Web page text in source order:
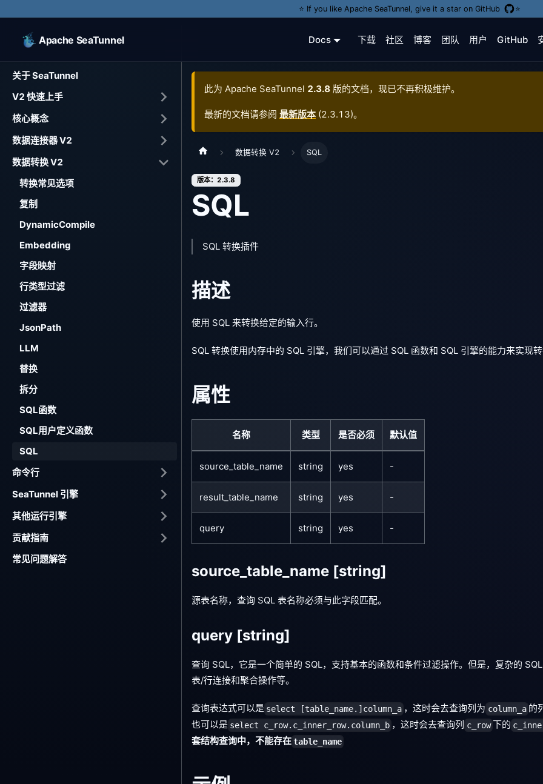
⭐️ If you like Apache SeaTunnel, give it a star on GitHub ⭐️
Apache SeaTunnel Docs 下载 社区 博客 团队 用户 GitHub
关于 SeaTunnel
V2 快速上手
核心概念
数据连接器 V2
数据转换 V2
转换常见选项
复制
DynamicCompile
Embedding
字段映射
行类型过滤
过滤器
JsonPath
LLM
替换
拆分
SQL函数
SQL用户定义函数
SQL
命令行
SeaTunnel 引擎
其他运行引擎
贡献指南
常见问题解答
此为 Apache SeaTunnel 2.3.8 版的文档，现已不再积极维护。
最新的文档请参阅 最新版本 (2.3.13)。
数据转换 V2 SQL
版本：2.3.8
SQL
SQL 转换插件
描述
使用 SQL 来转换给定的输入行。
SQL 转换使用内存中的 SQL 引擎，我们可以通过 SQL 函数和 SQL 引擎的能力来实现转
属性
名称 类型 是否必须 默认值
source_table_name string yes -
result_table_name string yes -
query string yes -
source_table_name [string]
源表名称，查询 SQL 表名称必须与此字段匹配。
query [string]
查询 SQL，它是一个简单的 SQL，支持基本的函数和条件过滤操作。但是，复杂的
表/行连接和聚合操作等。
查询表达式可以是 select [table_name.]column_a ，这时会去查询列为 column_a 的
也可以是 select c_row.c_inner_row.column_b ，这时会去查询列 c_row 下的
套结构查询中，不能存在table_name